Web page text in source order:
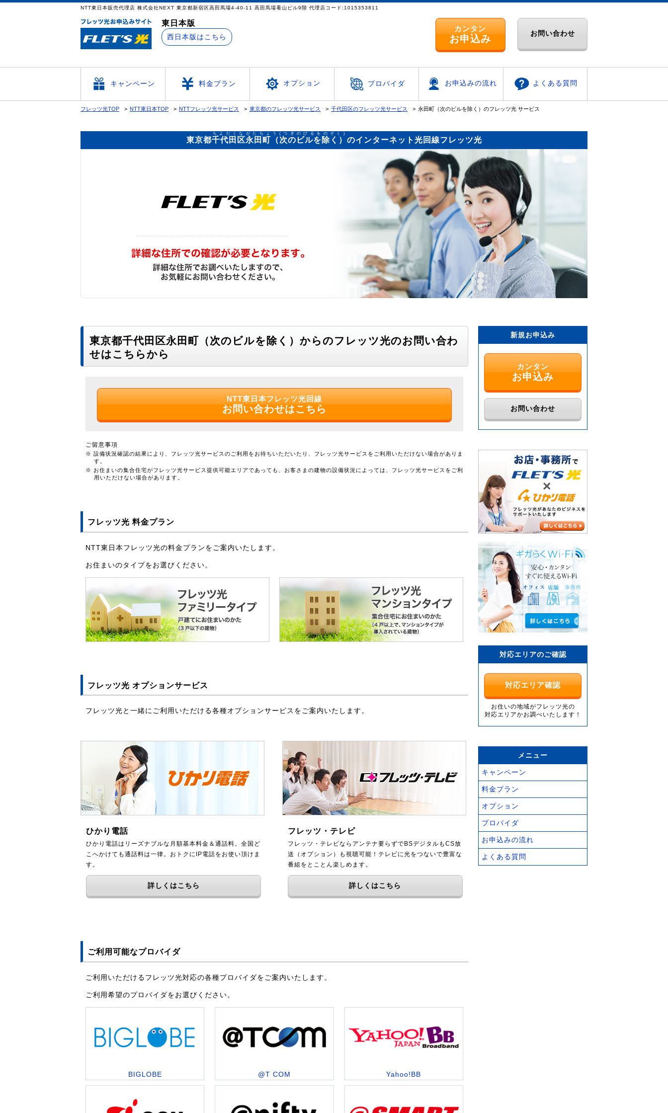
NTT東日本販売代理店 株式会社NEXT 東京都新宿区高田馬場4-40-11 高田馬場看山ビル9階 代理店コード:1015353811
東日本版
西日本版はこちら
カンタン
お申込み お問い合わせ
キャンペーン 料金プラン オプション プロバイダ お申込みの流れ よくある質問
フレッツ光TOP NTT東日本TOP NTTフレッツ光サービス 東京都のフレッツ光サービス 千代田区のフレッツ光サービス 永田町（次のビルを除く）のフレッツ光 サービス
東京都千代田区永田町（次のビルを除く）
ちよだくながたちょう(つぎのびるをのぞく)
のインターネット光回線フレッツ光
東京都千代田区永田町（次のビルを除く）からのフレッツ光のお問い合わ
せはこちらから
NTT東日本フレッツ光回線
お問い合わせはこちら
ご留意事項
※ 設備状況確認の結果により、フレッツ光サービスのご利用をお待ちいただいたり、フレッツ光サービスをご利用いただけない場合がありま
す。
※ お住まいの集合住宅がフレッツ光サービス提供可能エリアであっても、お客さまの建物の設備状況によっては、フレッツ光サービスをご利
用いただけない場合があります。
フレッツ光 料金プラン
NTT東日本フレッツ光の料金プランをご案内いたします。
お住まいのタイプをお選びください。
フレッツ光 オプションサービス
フレッツ光と一緒にご利用いただける各種オプションサービスをご案内いたします。
ひかり電話
ひかり電話はリーズナブルな月額基本料金＆通話料。全国ど
こへかけても通話料は一律。おトクにIP電話をお使い頂けま
す。
詳しくはこちら
フレッツ・テレビ
フレッツ・テレビならアンテナ要らずでBSデジタルもCS放
送（オプション）も視聴可能！テレビに光をつないで豊富な
番組をとことん楽しめます。
詳しくはこちら
ご利用可能なプロバイダ
ご利用いただけるフレッツ光対応の各種プロバイダをご案内いたします。
ご利用希望のプロバイダをお選びください。
BIGLOBE @T COM Yahoo!BB
新規お申込み
カンタン
お申込み
お問い合わせ
対応エリアのご確認
対応エリア確認
お住いの地域がフレッツ光の
対応エリアかお調べいたします！
メニュー
キャンペーン
料金プラン
オプション
プロバイダ
お申込みの流れ
よくある質問